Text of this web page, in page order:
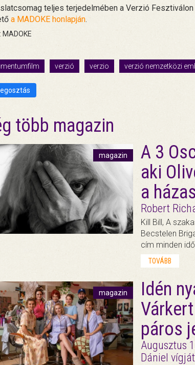
teljes terjedelmében a Verzió
a MADOKE honlapján.
MADOKE
verzió verzio verzió nemzetközi
több magazin
magazin
A 3
aki
a
Robert
Kill Bill, A
Becstelen
cím minden
TOVÁBB
magazin
Idén
páros
Augusztus
Dániel